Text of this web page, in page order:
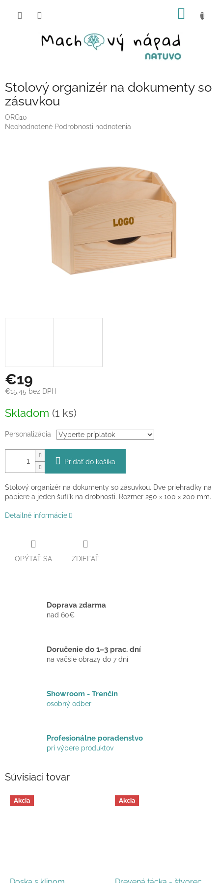
Stolový organizér na dokumenty so
zásuvkou
ORG10
Priemerné
Neohodnotené Podrobnosti hodnotenia
€19
€15,45 bez DPH
cena:
Skladom (1 ks)
Personalizácia
Pridať do košíka
Stolový organizér na dokumenty so zásuvkou. Dve priehradky na
papiere a jeden šuflík na drobnosti. Rozmer 250 × 100 × 200 mm.
Detailné informácie
OPÝTAŤ SA ZDIEĽAŤ
Doprava zdarma
nad 60€
Doručenie do 1–3 prac. dní
na väčšie obrazy do 7 dní
Showroom - Trenčín
osobný odber
Profesionálne poradenstvo
pri výbere produktov
Súvisiaci tovar
Akcia Akcia